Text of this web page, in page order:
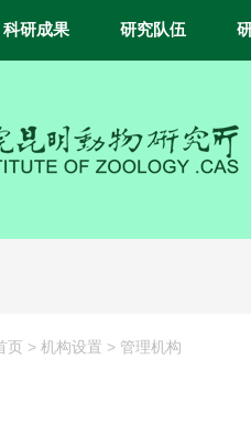
科研成果 研究队伍
页 > 机构设置 > 管理机构